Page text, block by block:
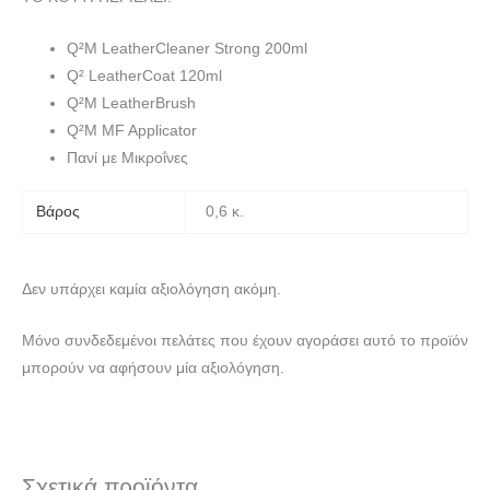
Q²M LeatherCleaner Strong 200ml
Q² LeatherCoat 120ml
Q²M LeatherBrush
Q²M MF Applicator
Πανί με Mικροΐνες
Βάρος 0,6 κ.
Δεν υπάρχει καμία αξιολόγηση ακόμη.
Μόνο συνδεδεμένοι πελάτες που έχουν αγοράσει αυτό το προϊόν
μπορούν να αφήσουν μία αξιολόγηση.